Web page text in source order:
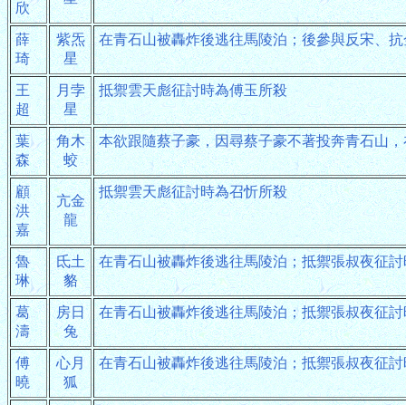
欣
薛
琦
紫炁
星
在青石山被轟炸後逃往馬陵泊；後參與反宋、
王
超
月孛
星
抵禦雲天彪征討時為傅玉所殺
葉
森
角木
蛟
本欲跟隨蔡子豪，因尋蔡子豪不著投奔青石山
顧
洪
嘉
亢金
龍
抵禦雲天彪征討時為召忻所殺
魯
琳
氐土
貉
在青石山被轟炸後逃往馬陵泊；抵禦張叔夜征
葛
濤
房日
兔
在青石山被轟炸後逃往馬陵泊；抵禦張叔夜征
傅
曉
心月
狐
在青石山被轟炸後逃往馬陵泊；抵禦張叔夜征